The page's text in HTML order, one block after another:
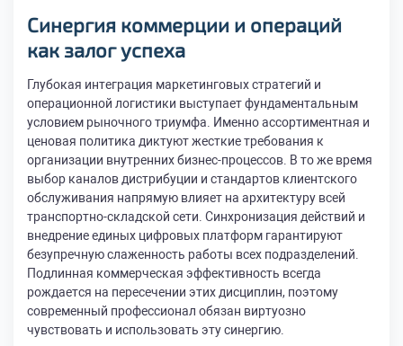
Синергия коммерции и операций
как залог успеха
Глубокая интеграция маркетинговых стратегий и
операционной логистики выступает фундаментальным
условием рыночного триумфа. Именно ассортиментная и
ценовая политика диктуют жесткие требования к
организации внутренних бизнес-процессов. В то же время
выбор каналов дистрибуции и стандартов клиентского
обслуживания напрямую влияет на архитектуру всей
транспортно-складской сети. Синхронизация действий и
внедрение единых цифровых платформ гарантируют
безупречную слаженность работы всех подразделений.
Подлинная коммерческая эффективность всегда
рождается на пересечении этих дисциплин, поэтому
современный профессионал обязан виртуозно
чувствовать и использовать эту синергию.